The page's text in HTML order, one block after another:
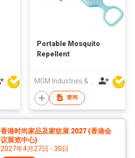
Portable Mosquito
Repellent
查询
香港时尚家品及家纺展 2027 (香港会
议展览中心)
2027年4月27日 - 30日